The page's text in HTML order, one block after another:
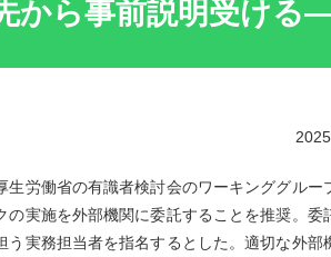
から事前説明受け
労働省の有識者検討会のワーキンググルー
実施を外部機関に委託することを推奨。委
実務担当者を指名するとした。適切な外部